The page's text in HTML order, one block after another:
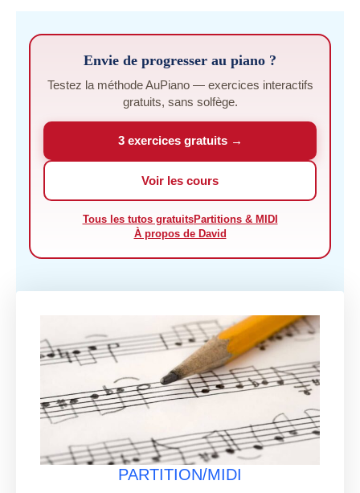
Envie de progresser au piano ?
Testez la méthode AuPiano — exercices interactifs
gratuits, sans solfège.
3 exercices gratuits →
Voir les cours
Tous les tutos gratuitsPartitions & MIDI
À propos de David
PARTITION/MIDI